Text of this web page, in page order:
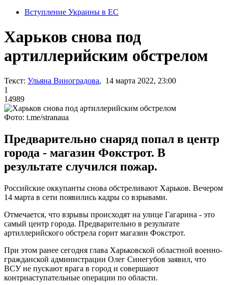
Вступление Украины в ЕС
Харьков снова под
артиллерийским обстрелом
Текст: Ульяна Виноградова, 14 марта 2022, 23:00
1
14989
Фото: t.me/stranaua
Предварительно снаряд попал в центр
города - магазин Фокстрот. В
результате случился пожар.
Российские оккупанты снова обстреливают Харьков. Вечером
14 марта в сети появились кадры со взрывами.
Отмечается, что взрывы происходят на улице Гагарина - это
самый центр города. Предварительно в результате
артиллерийского обстрела горит магазин Фокстрот.
При этом ранее сегодня глава Харьковской областной военно-
гражданской администрации Олег Синегубов заявил, что
ВСУ не пускают врага в город и совершают
контрнаступательные операции по области.